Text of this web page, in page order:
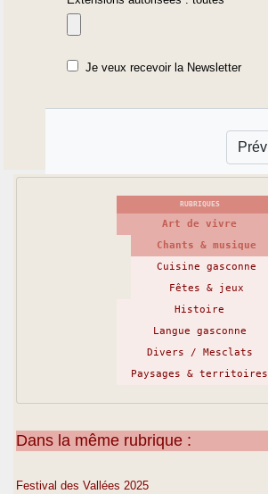
Je veux recevoir la Newsletter
RUBRIQUES
Art de vivre
Chants & musique
Cuisine gasconne
Fêtes & jeux
Histoire
Langue gasconne
Divers / Mesclats
Paysages & territoires
Dans la même rubrique :
Festival des Vallées 2025